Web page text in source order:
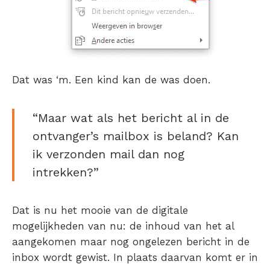
Dat was ‘m. Een kind kan de was doen.
“Maar wat als het bericht al in de
ontvanger’s mailbox is beland? Kan
ik verzonden mail dan nog
intrekken?”
Dat is nu het mooie van de digitale
mogelijkheden van nu: de inhoud van het al
aangekomen maar nog ongelezen bericht in de
inbox wordt gewist. In plaats daarvan komt er in